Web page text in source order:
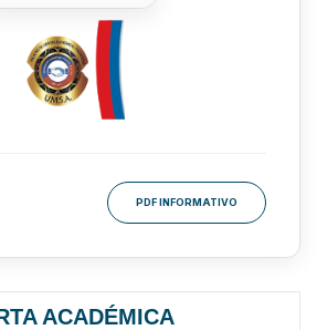
PDF INFORMATIVO
ACADÉMICA